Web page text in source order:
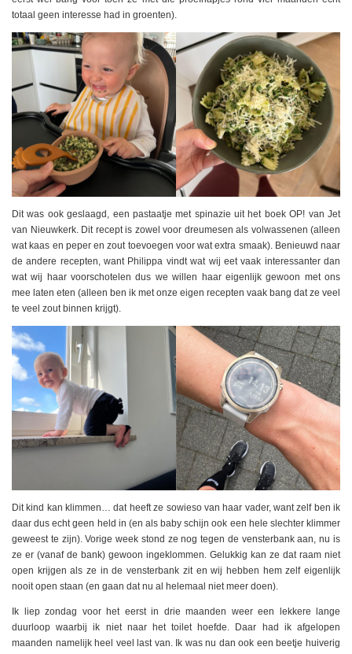
totaal geen interesse had in groenten).
Dit was ook geslaagd, een pastaatje met spinazie uit het boek OP! van Jet
van Nieuwkerk. Dit recept is zowel voor dreumesen als volwassenen (alleen
wat kaas en peper en zout toevoegen voor wat extra smaak). Benieuwd naar
de andere recepten, want Philippa vindt wat wij eet vaak interessanter dan
wat wij haar voorschotelen dus we willen haar eigenlijk gewoon met ons
mee laten eten (alleen ben ik met onze eigen recepten vaak bang dat ze veel
te veel zout binnen krijgt).
Dit kind kan klimmen… dat heeft ze sowieso van haar vader, want zelf ben ik
daar dus echt geen held in (en als baby schijn ook een hele slechter klimmer
geweest te zijn). Vorige week stond ze nog tegen de vensterbank aan, nu is
ze er (vanaf de bank) gewoon ingeklommen. Gelukkig kan ze dat raam niet
open krijgen als ze in de vensterbank zit en wij hebben hem zelf eigenlijk
nooit open staan (en gaan dat nu al helemaal niet meer doen).
Ik liep zondag voor het eerst in drie maanden weer een lekkere lange
duurloop waarbij ik niet naar het toilet hoefde. Daar had ik afgelopen
maanden namelijk heel veel last van. Ik was nu dan ook een beetje huiverig